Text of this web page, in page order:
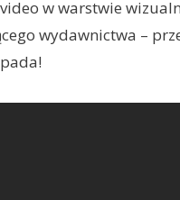
w warstwie
wydawnictwa –